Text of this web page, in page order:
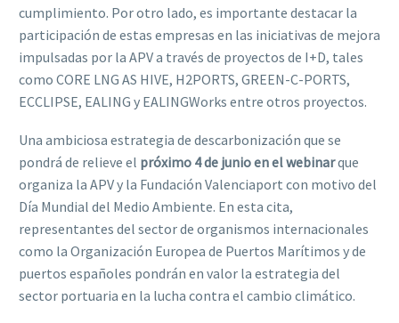
cumplimiento. Por otro lado, es importante destacar la
participación de estas empresas en las iniciativas de mejora
impulsadas por la APV a través de proyectos de I+D, tales
como CORE LNG AS HIVE, H2PORTS, GREEN-C-PORTS,
ECCLIPSE, EALING y EALINGWorks entre otros proyectos.
Una ambiciosa estrategia de descarbonización que se
pondrá de relieve el próximo 4 de junio en el webinarque
organiza la APV y la Fundación Valenciaport con motivo del
Día Mundial del Medio Ambiente. En esta cita,
representantes del sector de organismos internacionales
como la Organización Europea de Puertos Marítimos y de
puertos españoles pondrán en valor la estrategia del
sector portuaria en la lucha contra el cambio climático.